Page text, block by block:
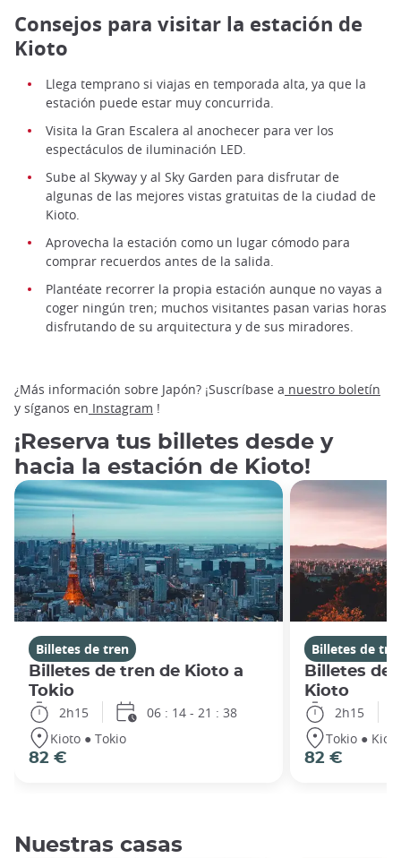
Consejos para visitar la estación de
Kioto
Llega temprano si viajas en temporada alta, ya que la
estación puede estar muy concurrida.
Visita la Gran Escalera al anochecer para ver los
espectáculos de iluminación LED.
Sube al Skyway y al Sky Garden para disfrutar de
algunas de las mejores vistas gratuitas de la ciudad de
Kioto.
Aprovecha la estación como un lugar cómodo para
comprar recuerdos antes de la salida.
Plantéate recorrer la propia estación aunque no vayas a
coger ningún tren; muchos visitantes pasan varias horas
disfrutando de su arquitectura y de sus miradores.
¿Más información sobre Japón? ¡Suscríbase a nuestro boletín
y síganos en Instagram !
¡Reserva tus billetes desde y
hacia la estación de Kioto!
Billetes de tren
Billetes de tren de Kioto a
Tokio
2h15
06 : 14 - 21 : 38
Kioto ● Tokio
82 €
Billetes de
Billetes de
Kioto
2h15
Tokio ● Kioto
82 €
Nuestras casas